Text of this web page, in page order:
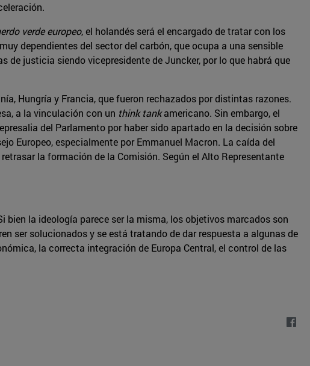
verde europeo, el holandés será el encargado de tratar con los
dependientes del sector del carbón, que ocupa a una sensible
justicia siendo vicepresidente de Juncker, por lo que habrá que
Hungría y Francia, que fueron rechazados por distintas razones.
a la vinculación con un think tankamericano. Sin embargo, el
del Parlamento por haber sido apartado en la decisión sobre
Europeo, especialmente por Emmanuel Macron. La caída del
la formación de la Comisión. Según el Alto Representante
la ideología parece ser la misma, los objetivos marcados son
ser solucionados y se está tratando de dar respuesta a algunas de
la correcta integración de Europa Central, el control de las